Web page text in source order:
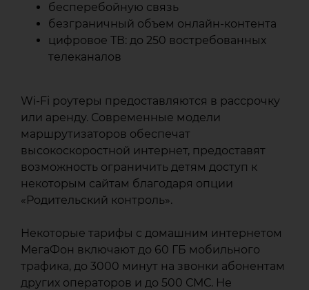
бесперебойную связь
безграничный объем онлайн-контента
цифровое ТВ: до 250 востребованных
телеканалов
Wi‑Fi роутеры предоставляются в рассрочку
или аренду. Современные модели
маршрутизаторов обеспечат
высокоскоростной интернет, предоставят
возможность ограничить детям доступ к
некоторым сайтам благодаря опции
«Родительский контроль».
Некоторые тарифы с домашним интернетом
МегаФон включают до 60 ГБ мобильного
трафика, до 3000 минут на звонки абонентам
других операторов и до 500 СМС. Не